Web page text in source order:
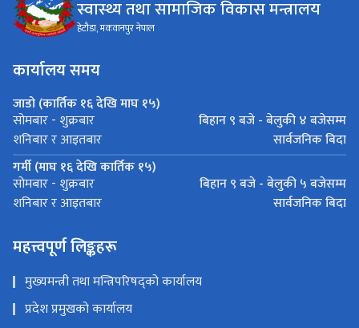
स्वास्थ्य तथा सामाजिक विकास मन्त्रालय
हेटौडा, मकवानपुर नेपाल
कार्यालय समय
जाडो (कार्तिक १६ देखि माघ १५)
सोमबार - शुक्रबार
बिहान ९ बजे - बेलुकी ४ बजेसम्म
शनिबार र आइतबार
सार्वजनिक बिदा
गर्मी (माघ १६ देखि कार्तिक १५)
सोमबार - शुक्रबार
बिहान ९ बजे - बेलुकी ५ बजेसम्म
शनिबार र आइतबार
सार्वजनिक बिदा
महत्त्वपूर्ण लिङ्कहरू
मुख्यमन्त्री तथा मन्त्रिपरिषद्को कार्यालय
प्रदेश प्रमुखको कार्यालय